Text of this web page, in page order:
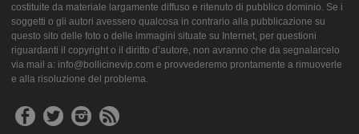
costituite da materiale largamente diffuso e ritenuto di pubblico dominio. Se i
soggetti o gli autori avessero qualcosa in contrario alla pubblicazione su
questo sito delle foto o delle immagini situate su Internet, per questioni
riguardanti il copyright o il diritto d’autore, non avranno che da segnalarcelo
via mail a: info@bollicinevip.com e provvederemo prontamente a rimuoverle
e alla risoluzione del problema.